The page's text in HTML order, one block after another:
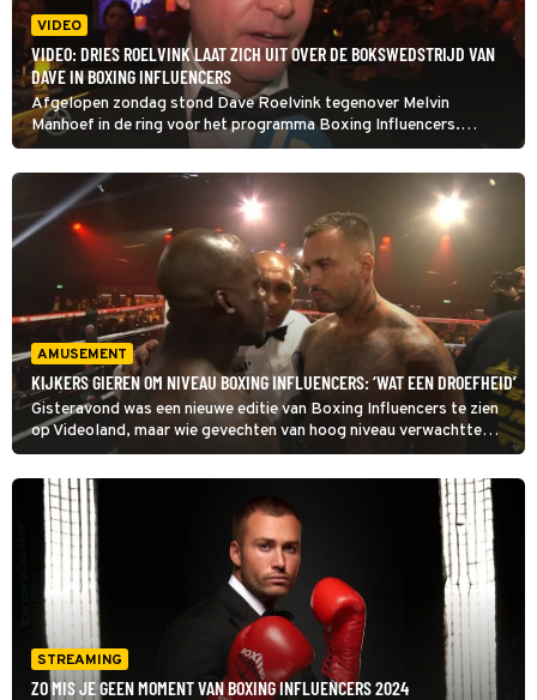
VIDEO
VIDEO: DRIES ROELVINK LAAT ZICH UIT OVER DE BOKSWEDSTRIJD VAN
DAVE IN BOXING INFLUENCERS
Afgelopen zondag stond Dave Roelvink tegenover Melvin
Manhoef in de ring voor het programma Boxing Influencers.
Manhoef bleek in de veelbesproken bokswedstrijd al na twee
rondes te sterk voor Roelvink. In een gesprek met Shownieuws
deelt vader Dries Roelvink hoe het nu met zijn zoon gaat en wat
zijn toekomstplannen zijn op het gebied van boksen.
AMUSEMENT
KIJKERS GIEREN OM NIVEAU BOXING INFLUENCERS: ‘WAT EEN DROEFHEID’
Gisteravond was een nieuwe editie van Boxing Influencers te zien
op Videoland, maar wie gevechten van hoog niveau verwachtte
kwam bedrogen uit.
STREAMING
ZO MIS JE GEEN MOMENT VAN BOXING INFLUENCERS 2024